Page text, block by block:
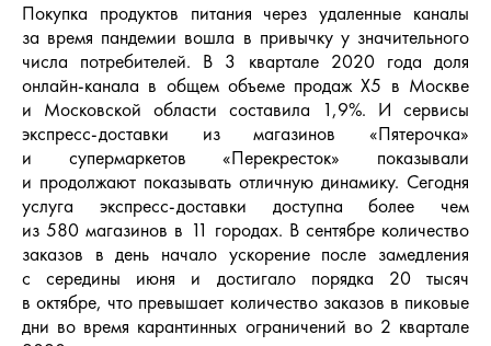
Покупка продуктов питания через удаленные каналы
за время пандемии вошла в привычку у значительного
числа потребителей. В 3 квартале 2020 года доля
онлайн-канала в общем объеме продаж Х5 в Москве
и Московской области составила 1,9%. И сервисы
экспресс-доставки из магазинов «Пятерочка»
и супермаркетов «Перекресток» показывали
и продолжают показывать отличную динамику. Сегодня
услуга экспресс-доставки доступна более чем
из 580 магазинов в 11 городах. В сентябре количество
заказов в день начало ускорение после замедления
с середины июня и достигало порядка 20 тысяч
в октябре, что превышает количество заказов в пиковые
дни во время карантинных ограничений во 2 квартале